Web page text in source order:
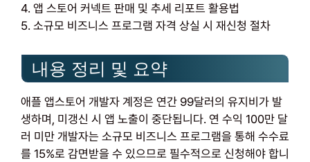
4. 앱 스토어 커넥트 판매 및 추세 리포트 활용법
5. 소규모 비즈니스 프로그램 자격 상실 시 재신청 절차
내용 정리 및 요약
애플 앱스토어 개발자 계정은 연간 99달러의 유지비가 발
생하며, 미갱신 시 앱 노출이 중단됩니다. 연 수익 100만 달
러 미만 개발자는 소규모 비즈니스 프로그램을 통해 수수료
를 15%로 감면받을 수 있으므로 필수적으로 신청해야 합니